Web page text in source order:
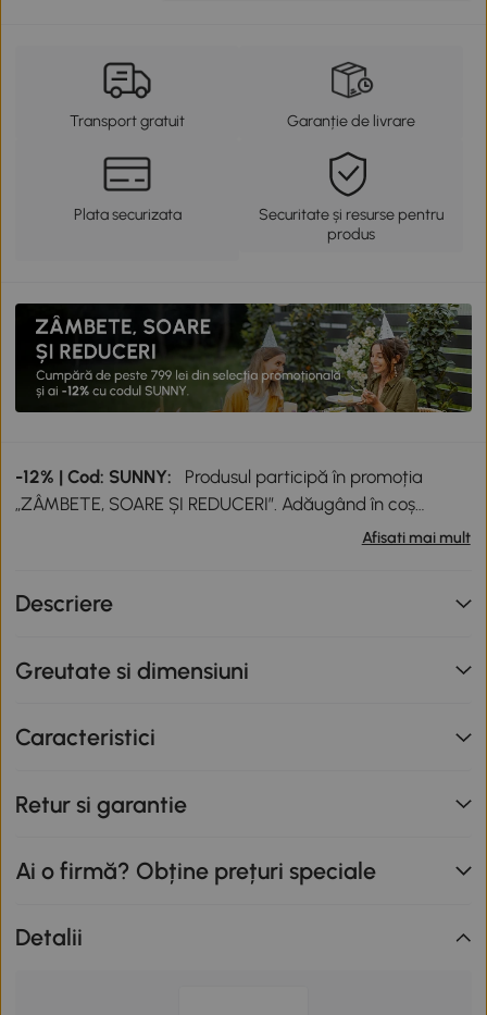
Transport gratuit Garanție de livrare
Plata securizata
Securitate și resurse pentru
produs
-12% | Cod: SUNNY:
Produsul participă în promoția
„ZÂMBETE, SOARE ȘI REDUCERI”. Adăugând în coș
produse participante în valoare totală de peste 799 lei,
valabilă până la data de 12.08.2026.
Afisati mai mult
Descriere
Greutate si dimensiuni
Caracteristici
Retur si garantie
Ai o firmă? Obține prețuri speciale
Detalii